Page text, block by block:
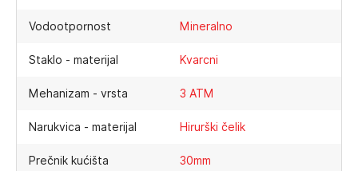
Vodootpornost Mineralno
Staklo - materijal Kvarcni
Mehanizam - vrsta 3 ATM
Narukvica - materijal Hirurški čelik
Prečnik kućišta 30mm